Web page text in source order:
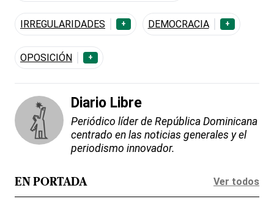
IRREGULARIDADES + DEMOCRACIA +
OPOSICIÓN +
Diario Libre
Periódico líder de República Dominicana
centrado en las noticias generales y el
periodismo innovador.
EN PORTADA Ver todos